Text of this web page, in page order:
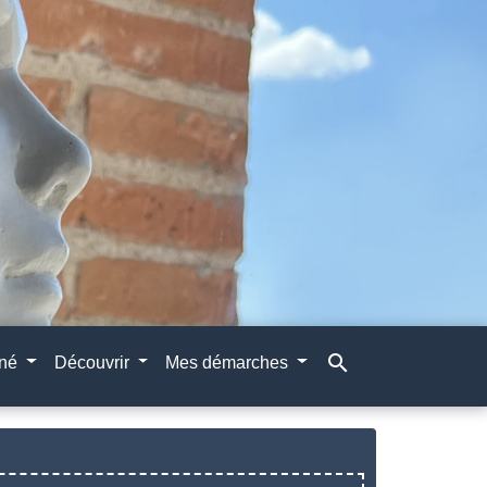
Découvrir Mes démarches search